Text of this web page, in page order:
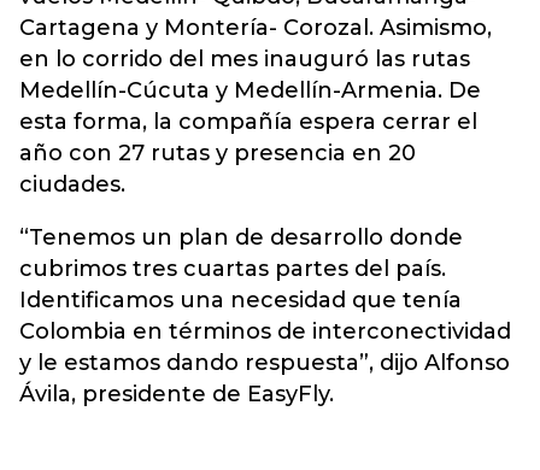
Cartagena y Montería- Corozal. Asimismo,
en lo corrido del mes inauguró las rutas
Medellín-Cúcuta y Medellín-Armenia. De
esta forma, la compañía espera cerrar el
año con 27 rutas y presencia en 20
ciudades.
“Tenemos un plan de desarrollo donde
cubrimos tres cuartas partes del país.
Identificamos una necesidad que tenía
Colombia en términos de interconectividad
y le estamos dando respuesta”, dijo Alfonso
Ávila, presidente de EasyFly.